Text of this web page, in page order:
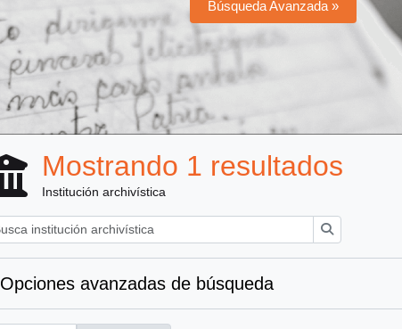
Búsqueda Avanzada »
Mostrando 1 resultados
Institución archivística
Opciones avanzadas de búsqueda